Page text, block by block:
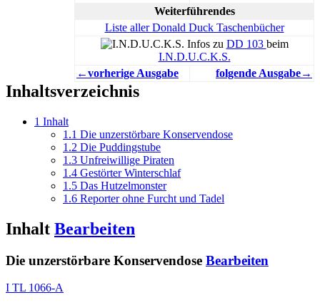
Weiterführendes
Liste aller Donald Duck Taschenbücher
Infos zu DD 103 beim
I.N.D.U.C.K.S.
←vorherige Ausgabe
folgende Ausgabe→
Inhaltsverzeichnis
1 Inhalt
1.1 Die unzerstörbare Konservendose
1.2 Die Puddingstube
1.3 Unfreiwillige Piraten
1.4 Gestörter Winterschlaf
1.5 Das Hutzelmonster
1.6 Reporter ohne Furcht und Tadel
Inhalt Bearbeiten
Die unzerstörbare Konservendose Bearbeiten
I TL 1066-A